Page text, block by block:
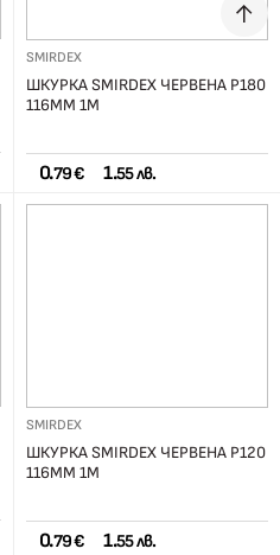
SMIRDEX
ШКУРКА SMIRDEX ЧЕРВЕНА Р180
116ММ 1М
0.79 € 1.55 лв.
SMIRDEX
ШКУРКА SMIRDEX ЧЕРВЕНА Р120
116ММ 1М
0.79 € 1.55 лв.